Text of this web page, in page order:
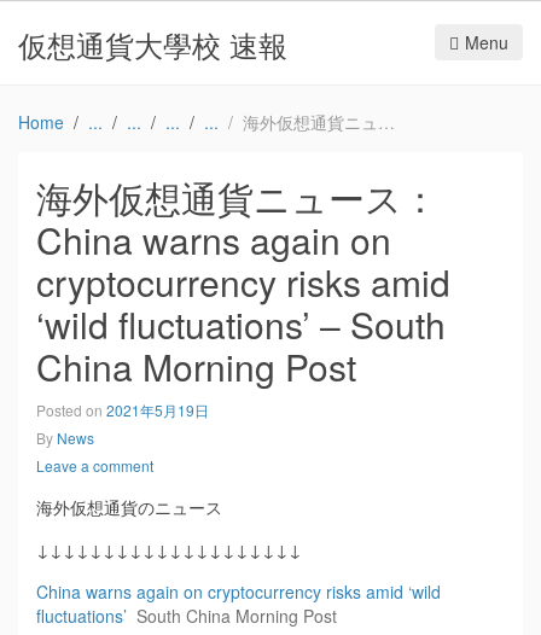
仮想通貨大學校 速報 Menu
Home 海外仮想通貨ニュース：China warns again on cryptocurrency risks amid ‘wild fluctuations’ – South China Morning Post
海外仮想通貨ニュース：
China warns again on
cryptocurrency risks amid
‘wild fluctuations’ – South
China Morning Post
Posted on 2021年5月19日
By News
Leave a comment
海外仮想通貨のニュース
↓↓↓↓↓↓↓↓↓↓↓↓↓↓↓↓↓↓↓↓
China warns again on cryptocurrency risks amid ‘wild
fluctuations’ South China Morning Post